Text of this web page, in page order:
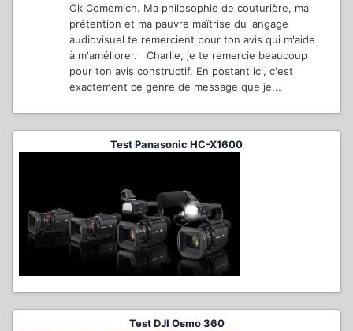
Ok Comemich. Ma philosophie de couturière, ma
prétention et ma pauvre maîtrise du langage
audiovisuel te remercient pour ton avis qui m'aide
à m'améliorer. Charlie, je te remercie beaucoup
pour ton avis constructif. En postant ici, c'est
exactement ce genre de message que je...
Test Panasonic HC-X1600
Test DJI Osmo 360